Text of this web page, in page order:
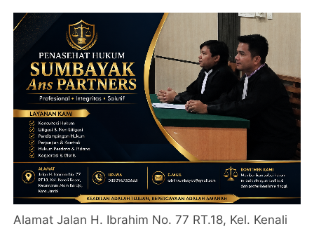
Alamat Jalan H. Ibrahim No. 77 RT.18, Kel. Kenali